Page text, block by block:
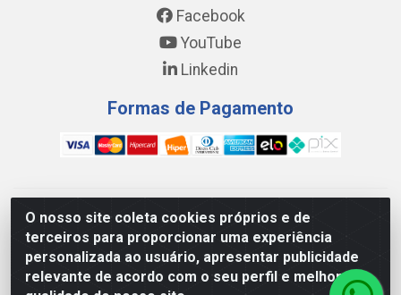
O nosso site coleta cookies próprios e de
terceiros para proporcionar uma experiência
personalizada ao usuário, apresentar publicidade
relevante de acordo com o seu perfil e melhorar a
Facebook
YouTube
Linkedin
Formas de Pagamento
WING DISTRIBUIDORA COMÉRCIO E LOGÍSTICA DE MATERIAL
DE CONSTRUÇÕES LTDA - AV. DA INTEGRAÇÃO, 790 -
PATRÍCIA GOMES, CAUCAIA/CE - CEP 61.604-505 - CNPJ
17.523.384/0001-20